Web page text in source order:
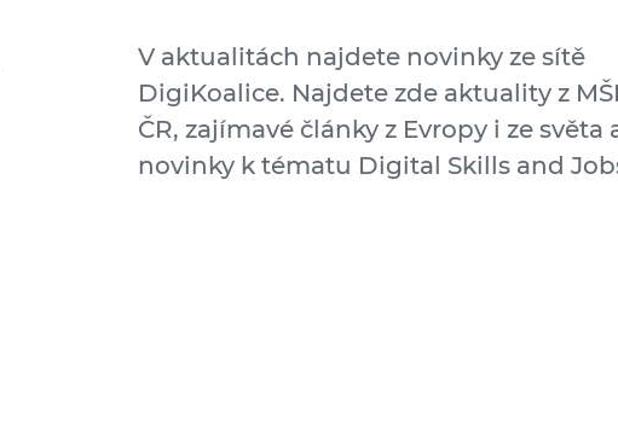
V aktualitách najdete novinky ze sítě
DigiKoalice. Najdete zde aktuality z
ČR, zajímavé články z Evropy i ze světa
novinky k tématu Digital Skills and